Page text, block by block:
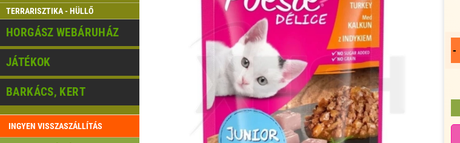
TERRARISZTIKA - HÜLLŐ
HORGÁSZ WEBÁRUHÁZ
JÁTÉKOK
BARKÁCS, KERT
INGYEN VISSZASZÁLLÍTÁS
-